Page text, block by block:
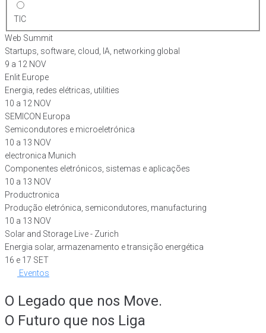
TIC
Web Summit
Startups, software, cloud, IA, networking global
9 a 12 NOV
Enlit Europe
Energia, redes elétricas, utilities
10 a 12 NOV
SEMICON Europa
Semicondutores e microeletrónica
10 a 13 NOV
electronica Munich
Componentes eletrónicos, sistemas e aplicações
10 a 13 NOV
Productronica
Produção eletrónica, semicondutores, manufacturing
10 a 13 NOV
Solar and Storage Live - Zurich
Energia solar, armazenamento e transição energética
16 e 17 SET
Eventos
O Legado que nos Move.
O Futuro que nos Liga